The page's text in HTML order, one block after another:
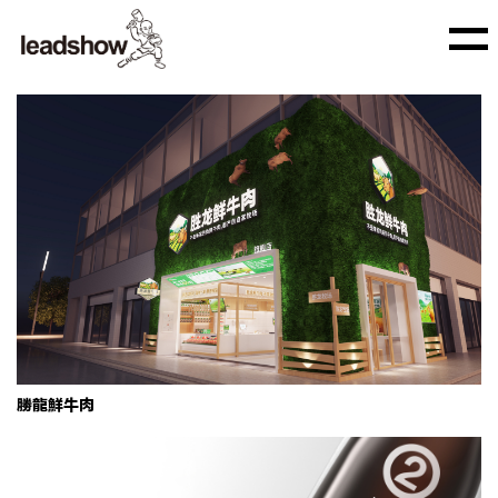
胜龙鲜牛肉